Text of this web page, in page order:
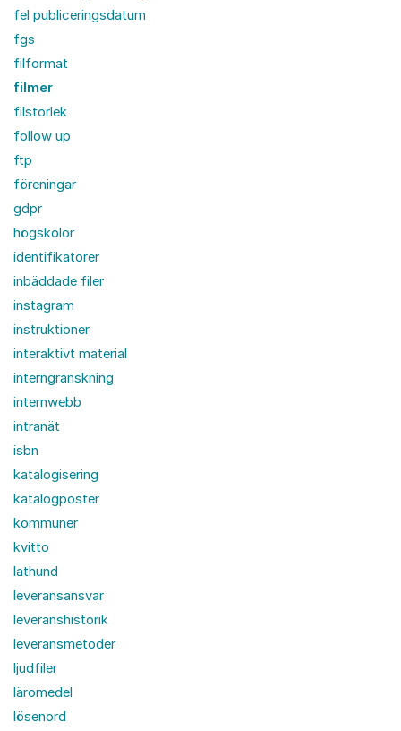
fel publiceringsdatum
fgs
filformat
filmer
filstorlek
follow up
ftp
föreningar
gdpr
högskolor
identifikatorer
inbäddade filer
instagram
instruktioner
interaktivt material
interngranskning
internwebb
intranät
isbn
katalogisering
katalogposter
kommuner
kvitto
lathund
leveransansvar
leveranshistorik
leveransmetoder
ljudfiler
läromedel
lösenord